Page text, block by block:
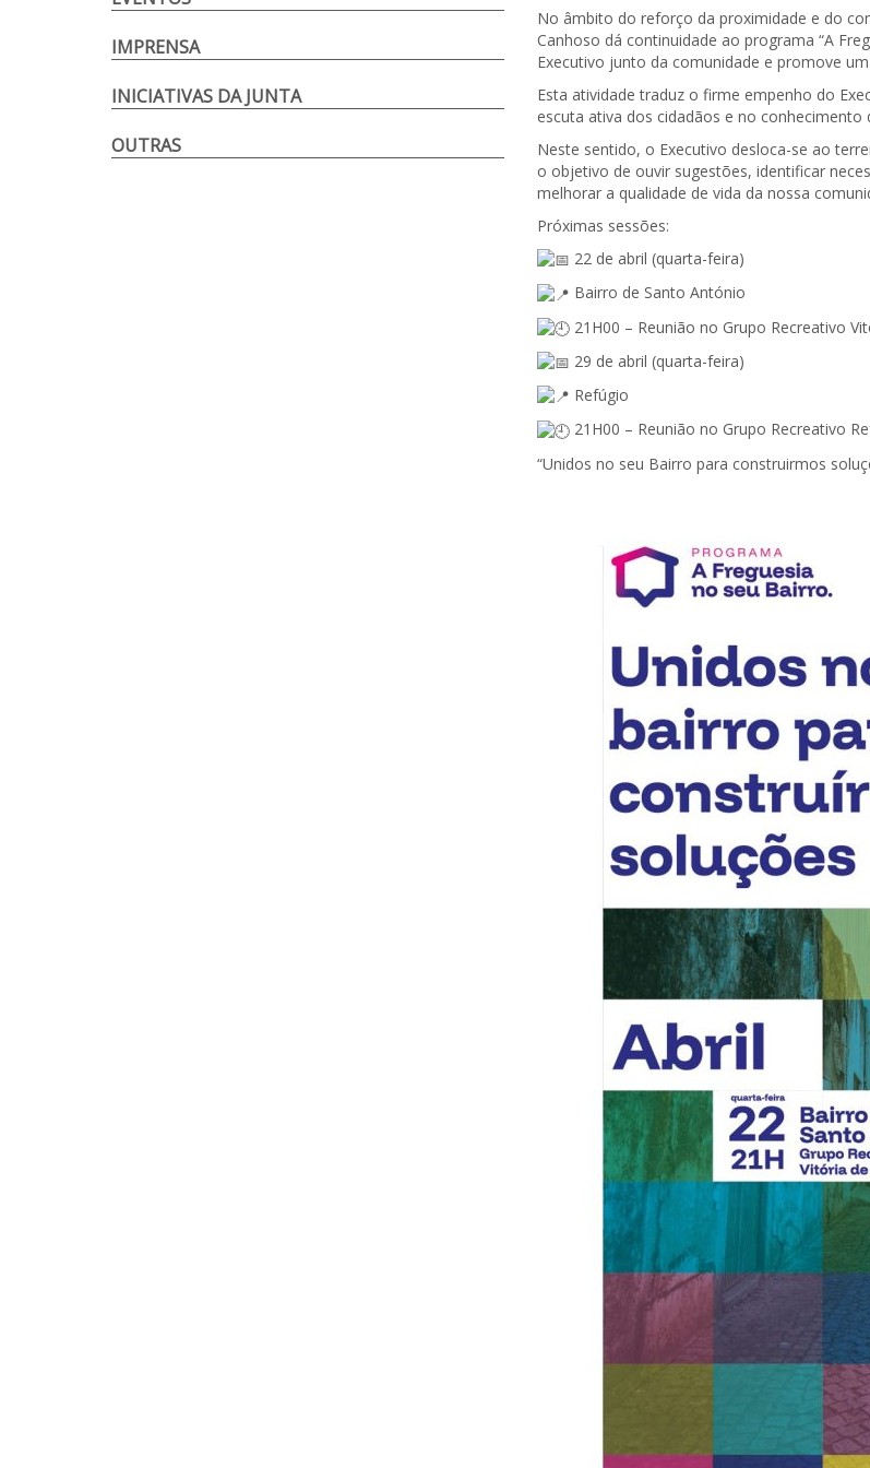
IMPRENSA
INICIATIVAS DA JUNTA
OUTRAS
No âmbito do reforço da proximidade e do
Canhoso dá continuidade ao programa “A
Executivo junto da comunidade e promove
Esta atividade traduz o firme empenho do
escuta ativa dos cidadãos e no conhecimento
Neste sentido, o Executivo desloca-se ao
o objetivo de ouvir sugestões, identificar
melhorar a qualidade de vida da nossa
Próximas sessões:
22 de abril (quarta-feira)
Bairro de Santo António
21H00 – Reunião no Grupo Recreativo
29 de abril (quarta-feira)
Refúgio
21H00 – Reunião no Grupo Recreativo
“Unidos no seu Bairro para construirmos